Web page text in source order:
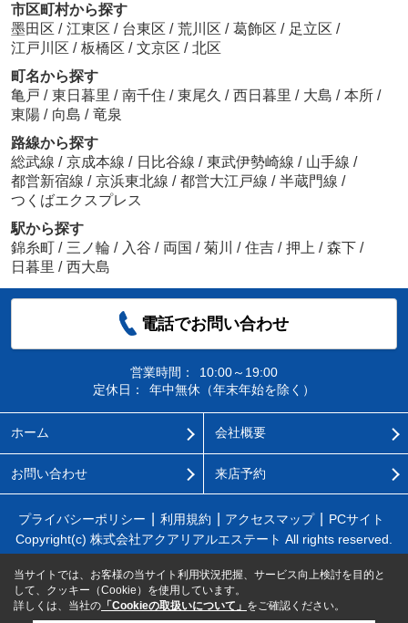
市区町村から探す
墨田区 / 江東区 / 台東区 / 荒川区 / 葛飾区 / 足立区 /
江戸川区 / 板橋区 / 文京区 / 北区
町名から探す
亀戸 / 東日暮里 / 南千住 / 東尾久 / 西日暮里 / 大島 / 本所 /
東陽 / 向島 / 竜泉
路線から探す
総武線 / 京成本線 / 日比谷線 / 東武伊勢崎線 / 山手線 /
都営新宿線 / 京浜東北線 / 都営大江戸線 / 半蔵門線 /
つくばエクスプレス
駅から探す
錦糸町 / 三ノ輪 / 入谷 / 両国 / 菊川 / 住吉 / 押上 / 森下 /
日暮里 / 西大島
電話でお問い合わせ
営業時間：
10:00～19:00
定休日：
年中無休（年末年始を除く）
ホーム 会社概要
お問い合わせ 来店予約
プライバシーポリシー 利用規約 アクセスマップ
PCサイト
Copyright(c) 株式会社アクアリアルエステート All rights reserved.
当サイトでは、お客様の当サイト利用状況把握、サービス向上検討を目的と
して、クッキー（Cookie）を使用しています。
詳しくは、当社の 「Cookieの取扱いについて」 をご確認ください。